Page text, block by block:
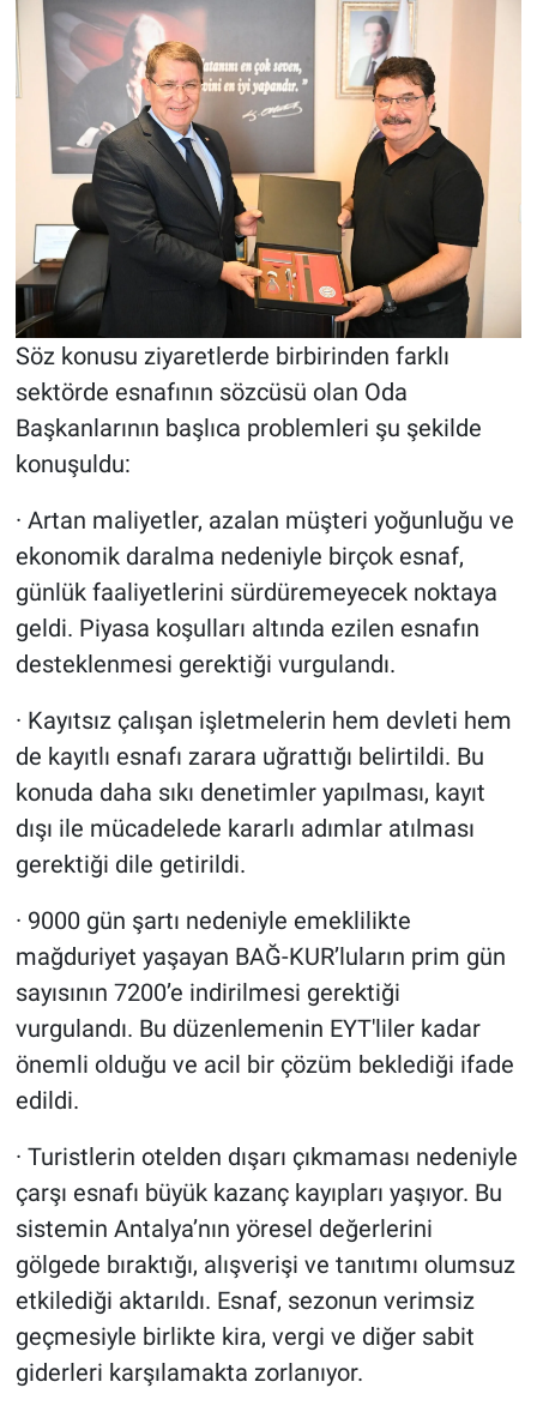
Söz konusu ziyaretlerde birbirinden farklı
sektörde esnafının sözcüsü olan Oda
Başkanlarının başlıca problemleri şu şekilde
konuşuldu:
· Artan maliyetler, azalan müşteri yoğunluğu ve
ekonomik daralma nedeniyle birçok esnaf,
günlük faaliyetlerini sürdüremeyecek noktaya
geldi. Piyasa koşulları altında ezilen esnafın
desteklenmesi gerektiği vurgulandı.
· Kayıtsız çalışan işletmelerin hem devleti hem
de kayıtlı esnafı zarara uğrattığı belirtildi. Bu
konuda daha sıkı denetimler yapılması, kayıt
dışı ile mücadelede kararlı adımlar atılması
gerektiği dile getirildi.
· 9000 gün şartı nedeniyle emeklilikte
mağduriyet yaşayan BAĞ-KUR’luların prim gün
sayısının 7200’e indirilmesi gerektiği
vurgulandı. Bu düzenlemenin EYT'liler kadar
önemli olduğu ve acil bir çözüm beklediği ifade
edildi.
· Turistlerin otelden dışarı çıkmaması nedeniyle
çarşı esnafı büyük kazanç kayıpları yaşıyor. Bu
sistemin Antalya’nın yöresel değerlerini
gölgede bıraktığı, alışverişi ve tanıtımı olumsuz
etkilediği aktarıldı. Esnaf, sezonun verimsiz
geçmesiyle birlikte kira, vergi ve diğer sabit
giderleri karşılamakta zorlanıyor.